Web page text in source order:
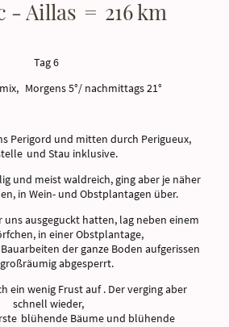
- Aillas = 216 km
Tag 6
Morgens 5°/ nachmittags 21°
Perigord und mitten durch Perigueux,
und Stau inklusive.
und meist waldreich, ging aber je näher
in Wein- und Obstplantagen über.
ausgeguckt hatten, lag neben einem
in einer Obstplantage,
der ganze Boden aufgerissen
abgesperrt.
ein wenig Frust auf . Der verging aber
schnell wieder,
blühende Bäume und blühende